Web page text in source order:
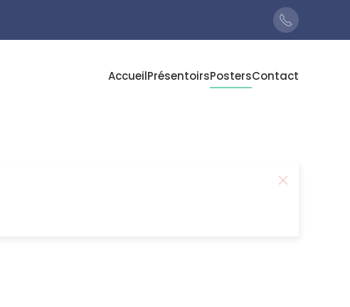
AccueilPrésentoirsPostersContact